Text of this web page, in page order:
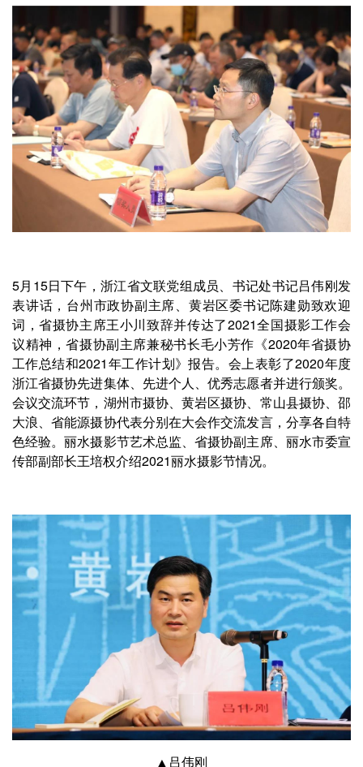
5月15日下午，浙江省文联党组成员、书记处书记吕伟刚发
表讲话，台州市政协副主席、黄岩区委书记陈建勋致欢迎
词，省摄协主席王小川致辞并传达了2021全国摄影工作会
议精神，省摄协副主席兼秘书长毛小芳作《2020年省摄协
工作总结和2021年工作计划》报告。会上表彰了2020年度
浙江省摄协先进集体、先进个人、优秀志愿者并进行颁奖。
会议交流环节，湖州市摄协、黄岩区摄协、常山县摄协、邵
大浪、省能源摄协代表分别在大会作交流发言，分享各自特
色经验。丽水摄影节艺术总监、省摄协副主席、丽水市委宣
传部副部长王培权介绍2021丽水摄影节情况。
▲吕伟刚